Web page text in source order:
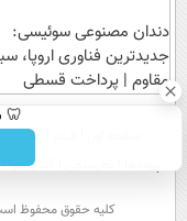
قسطی
دندان مصنوعی سوئیسی:
جدیدترین فناوری اروپا،
مقاوم | پرداخت قسطی
🦷
عصر ایران۲
آب و هوا
كليه حقوق محفوظ